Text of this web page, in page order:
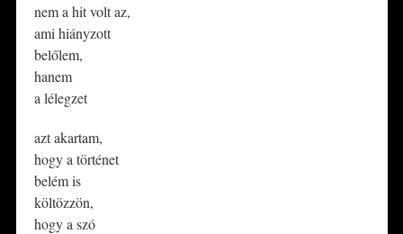
nem a hit volt az,
ami hiányzott
belőlem,
hanem
a lélegzet
azt akartam,
hogy a történet
belém is
költözzön,
hogy a szó